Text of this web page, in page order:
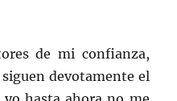
de mi confianza,
devotamente el